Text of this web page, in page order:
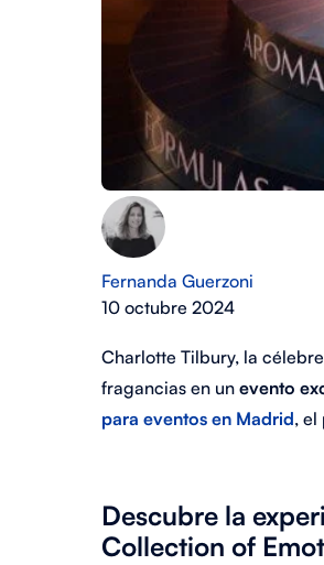
Fernanda Guerzoni
10 octubre 2024
Charlotte Tilbury, la
fragancias en un evento
para eventos en Madrid, el
Descubre la
Collection of